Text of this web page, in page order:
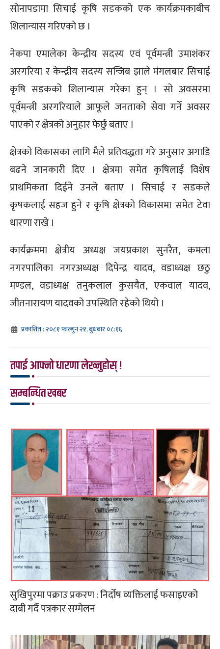
सोनापडामा सिचाई कृषि सडकको एक कार्यक्रमकाबीच
शिलान्यास गरिएको छ ।
नेकपा एमालेका केन्द्रीय सदस्य एवं पूर्वमन्त्री उमाशंकर
अरगरिया र केन्द्रीय सदस्य सन्जिब झाले मंगलबार सिचाई
कृषि सडकको शिलान्यास गरेका हुन् । सो अवसरमा
पूर्वमन्त्री अरगरियाले आफूले जनताको सेवा गर्ने अवसर
पाएको र क्षेत्रको अनुहार फेर्छु बताए ।
क्षेत्रको विकासका लागि मैले प्रतिवद्धता गरे अनुसार अगाडि
बढने जानकारी दिए । क्षेत्रमा समेत कृषिलाई विशेष
प्राथमिकता दिईने उनले बताए । सिचाई र सडकले
कृषकलाई सहज हुने र कृषि क्षेत्रको विकासमा समेत टेवा
धारणा राखे ।
कार्यक्रममा क्षेत्रीय अध्यक्ष जयप्रकाश सुनरैत, कमला
नगरपालिका नगरअध्यक्ष दिपेन्द्र यादव, वडाध्यक्ष छठु
मण्डल, वडाध्यक्ष तनुकलाल कुसयैत, एकवाल यादव,
जीतनारायण यादवको उपस्थिति रहेको थियो ।
प्रकाशित : २०८१ फाल्गुन २१, बुधबार ०८:१६
तपाई आफ्नो धारणा लेख्नुहोस् !
सम्बन्धित खबर
सुखिपुरमा पक्राउ प्रकरण : निर्दोष व्यक्तिलाई फसाइएको
दाबी गर्दै पत्रकार सम्मेलन